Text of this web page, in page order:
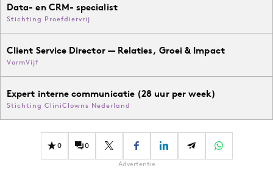
Data- en CRM- specialist
Stichting Proefdiervrij
Client Service Director — Relaties, Groei & Impact
VormVijf
Expert interne communicatie (28 uur per week)
Stichting CliniClowns Nederland
0 0
Advertentie